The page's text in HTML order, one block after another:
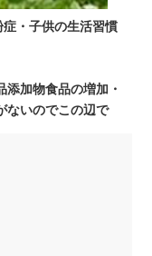
・子供の生活習慣
加物食品の増加・
ないのでこの辺で